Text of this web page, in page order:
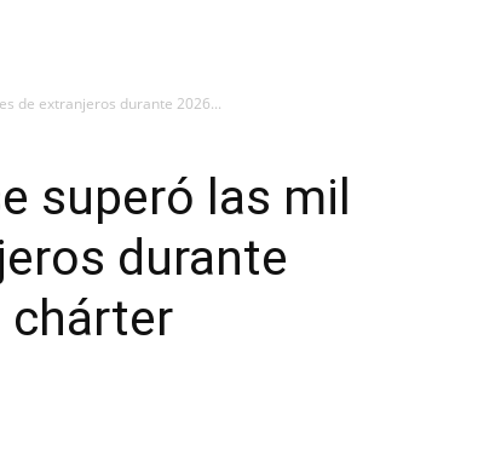
de extranjeros durante 2026...
superó las mil
durante
chárter